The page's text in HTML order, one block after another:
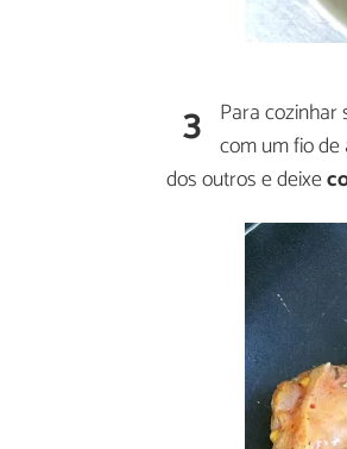
3 Para
com um fio
dos outros e deixe